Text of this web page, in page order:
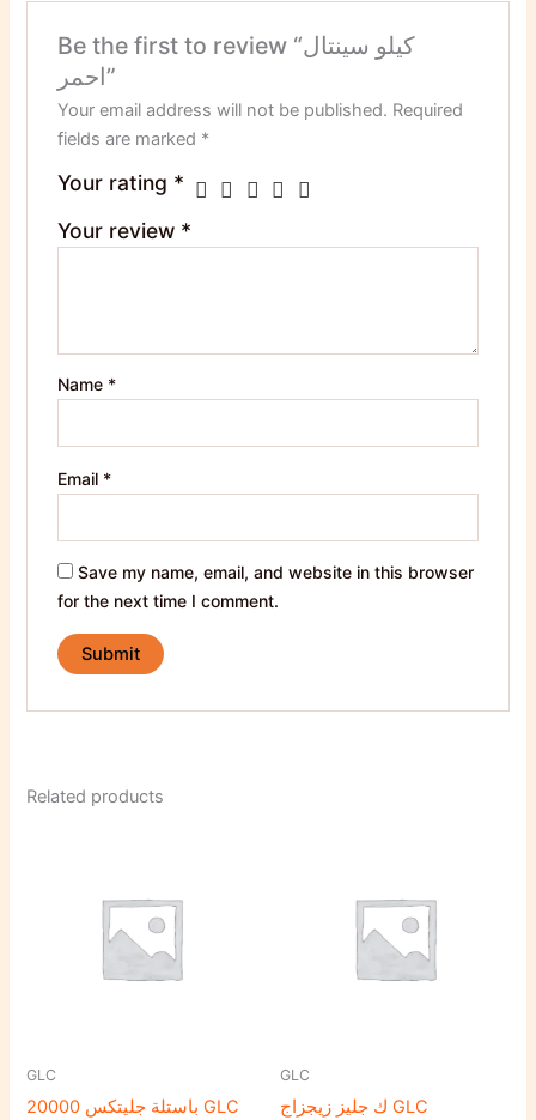
Be the first to review “كيلو سينتال
احمر”
Your email address will not be published. Required
fields are marked *
Your rating *
Your review *
Name *
Email *
Save my name, email, and website in this browser
for the next time I comment.
Related products
GLC
باستلة جليتكس 20000 GLC
GLC
ك جليز زيجزاج GLC